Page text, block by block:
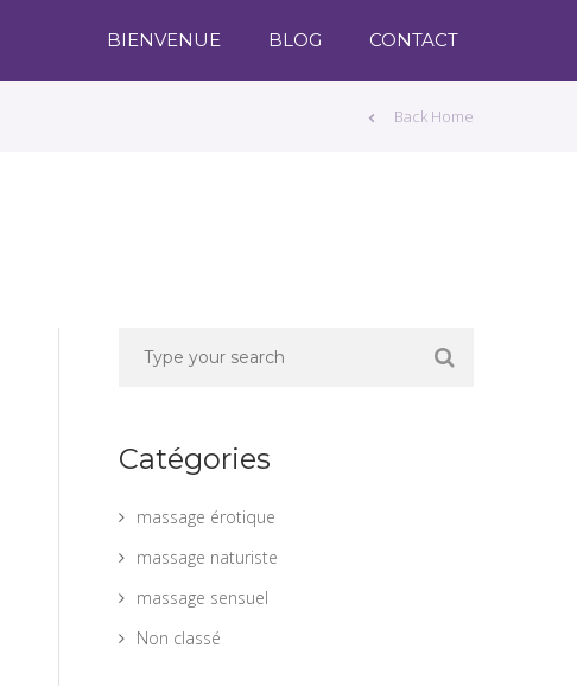
BIENVENUE BLOG CONTACT
Back Home
Catégories
massage érotique
massage naturiste
massage sensuel
Non classé